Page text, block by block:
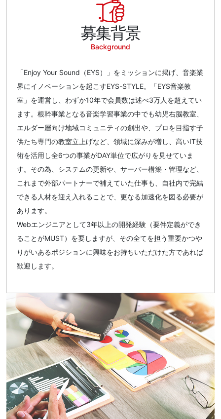
募集背景
Background
「Enjoy Your Sound（EYS）」をミッションに掲げ、音楽業
界にイノベーションを起こすEYS-STYLE。「EYS音楽教
室」を運営し、わずか10年で会員数は述べ3万人を超えてい
ます。根幹事業となる音楽学習事業の中でも幼児右脳教室、
エルダー層向け地域コミュニティの創出や、プロを目指す子
供たち専門の教室立上げなど、領域に深みが増し、高いIT技
術を活用し全6つの事業がDAY単位で広がりを見せていま
す。その為、システムの更新や、サーバー構築・管理など、
これまで外部パートナーで補えていた仕事も、自社内で完結
できる人材を迎え入れることで、更なる加速化を図る必要が
あります。
Webエンジニアとして3年以上の開発経験（要件定義ができ
ることがMUST）を要しますが、その全てを担う重要かつや
りがいあるポジションに興味をお持ちいただけた方であれば
歓迎します。